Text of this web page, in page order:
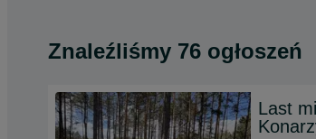
Znaleźliśmy 76 ogłoszeń
Last